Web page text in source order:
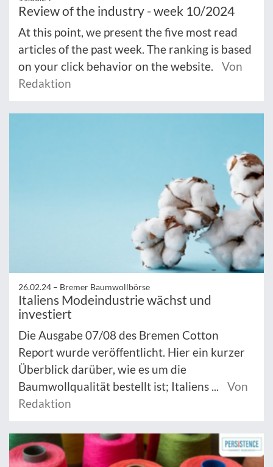
Review of the industry - week 10/2024
At this point, we present the five most read
articles of the past week. The ranking is based
on your click behavior on the website.
Von
Redaktion
26.02.24 – Bremer Baumwollbörse
Italiens Modeindustrie wächst und
investiert
Die Ausgabe 07/08 des Bremen Cotton
Report wurde veröffentlicht. Hier ein kurzer
Überblick darüber, wie es um die
Baumwollqualität bestellt ist; Italiens ...
Von
Redaktion